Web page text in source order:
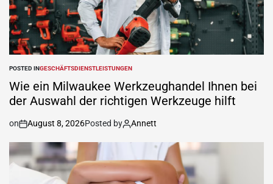
POSTED INGESCHÄFTSDIENSTLEISTUNGEN
Wie ein Milwaukee Werkzeughandel Ihnen bei
der Auswahl der richtigen Werkzeuge hilft
on August 8, 2026Posted by Annett